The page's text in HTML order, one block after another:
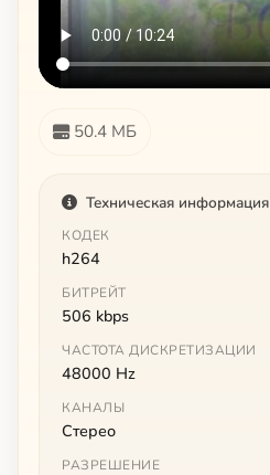
50.4 МБ
Техническая информация
КОДЕК
h264
БИТРЕЙТ
506 kbps
ЧАСТОТА ДИСКРЕТИЗАЦИИ
48000 Hz
КАНАЛЫ
Стерео
РАЗРЕШЕНИЕ